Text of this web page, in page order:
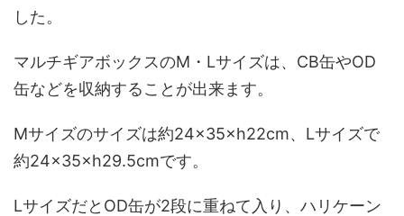
した。
マルチギアボックスのM・Lサイズは、CB缶やOD
缶などを収納することが出来ます。
Mサイズのサイズは約24×35×h22cm、Lサイズで
約24×35×h29.5cmです。
LサイズだとOD缶が2段に重ねて入り、ハリケーン